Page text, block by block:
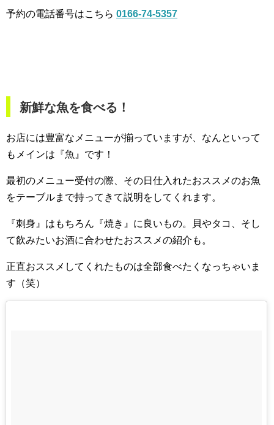
予約の電話番号はこちら 0166-74-5357
新鮮な魚を食べる！
お店には豊富なメニューが揃っていますが、なんといって
もメインは『魚』です！
最初のメニュー受付の際、その日仕入れたおススメのお魚
をテーブルまで持ってきて説明をしてくれます。
『刺身』はもちろん『焼き』に良いもの。貝やタコ、そし
て飲みたいお酒に合わせたおススメの紹介も。
正直おススメしてくれたものは全部食べたくなっちゃいま
す（笑）